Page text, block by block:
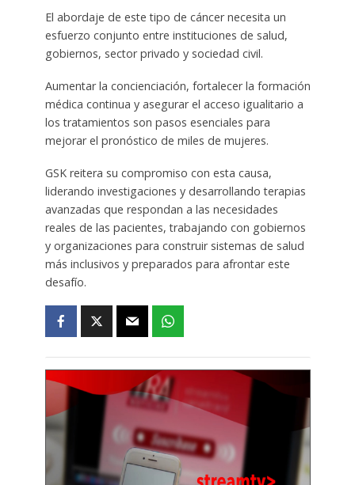
El abordaje de este tipo de cáncer necesita un
esfuerzo conjunto entre instituciones de salud,
gobiernos, sector privado y sociedad civil.
Aumentar la concienciación, fortalecer la formación
médica continua y asegurar el acceso igualitario a
los tratamientos son pasos esenciales para
mejorar el pronóstico de miles de mujeres.
GSK reitera su compromiso con esta causa,
liderando investigaciones y desarrollando terapias
avanzadas que respondan a las necesidades
reales de las pacientes, trabajando con gobiernos
y organizaciones para construir sistemas de salud
más inclusivos y preparados para afrontar este
desafío.